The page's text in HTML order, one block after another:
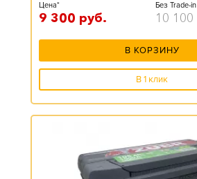
Цена*
9 300 руб.
Без Trade-in
10 100
В КОРЗИНУ
В 1 клик